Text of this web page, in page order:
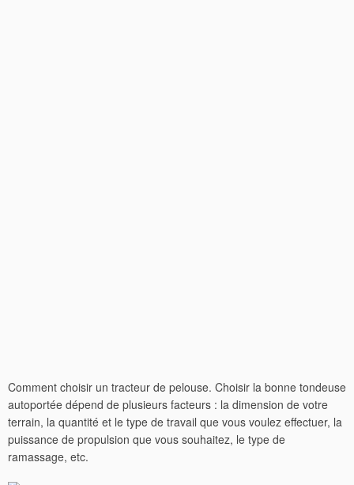
Comment choisir un tracteur de pelouse. Choisir la bonne tondeuse
autoportée dépend de plusieurs facteurs : la dimension de votre
terrain, la quantité et le type de travail que vous voulez effectuer, la
puissance de propulsion que vous souhaitez, le type de
ramassage, etc.